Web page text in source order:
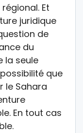
Et
juridique
de
du
la seule
que
le Sahara
En tout cas